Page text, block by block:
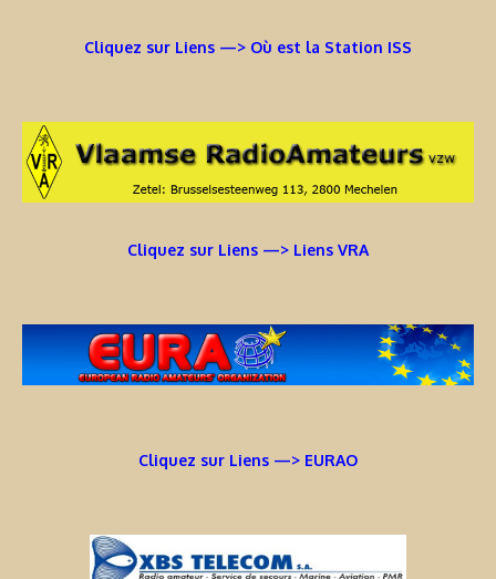
Cliquez sur Liens —> Où est la Station ISS
Cliquez sur Liens —> Liens VRA
Cliquez sur Liens —> EURAO